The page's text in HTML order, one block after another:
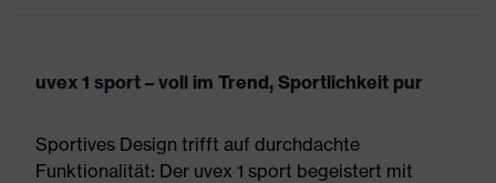
uvex 1 sport – voll im Trend, Sportlichkeit pur
Sportives Design trifft auf durchdachte
Funktionalität: Der uvex 1 sport begeistert mit